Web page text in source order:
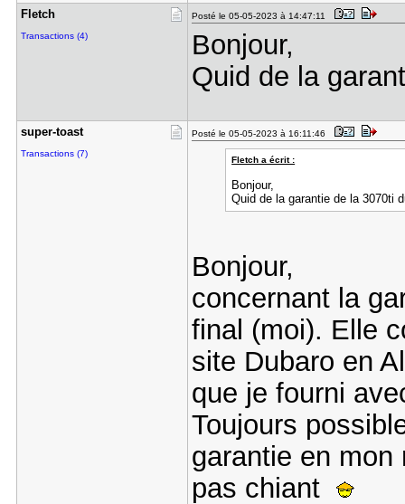
Fletch
Transactions (4)
Posté le 05-05-2023 à 14:47:11
Bonjour,
Quid de la
super-toas​t
Transactions (7)
Posté le 05-05-2023 à 16:11:46
Fletch a écrit :
Bonjour,
Quid de la garantie de la 3070ti
Bonjour,
concernant la
final (moi). Elle
site Dubaro en
que je fourni
Toujours
garantie en
pas chiant